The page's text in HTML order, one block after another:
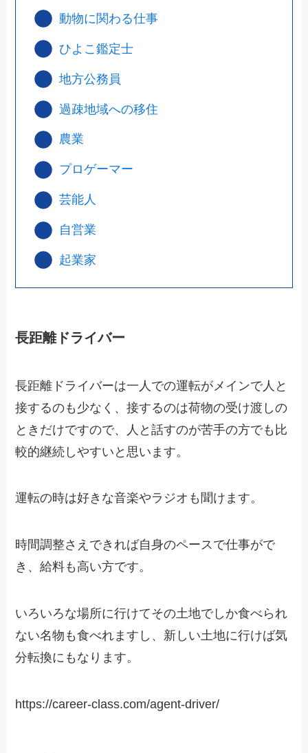
動物に関わる仕事
ひよこ鑑定士
地方公務員
過疎地域への移住
農業
プロゲーマー
芸能人
自営業
起業家
長距離ドライバー
長距離ドライバーは一人での運転がメインで人と
接するのも少なく、接するのは荷物の受け渡しの
ときだけですので、人と話すのが苦手の方でも比
較的継続しやすいと思います。
運転の時は好きな音楽やラジオも聞けます。
時間調整さえできれば自身のペースで仕事がで
き、給料も高い方です。
いろいろな場所に行けてその土地でしか食べられ
ない名物も食べれますし、新しい土地に行けば気
分転換にもなります。
https://career-class.com/agent-driver/